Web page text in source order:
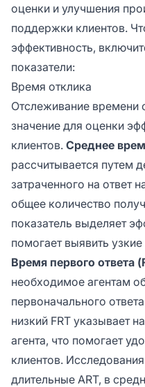
оценки и улучшения
поддержки клиентов.
эффективность,
показатели:
Время отклика
Отслеживание
значение для оценки
клиентов. Среднее
рассчитывается путем
затраченного на ответ
общее количество
показатель выделяет
помогает выявить
Время первого ответа
необходимое агентам
первоначального
низкий FRT указывает
агента, что помогает
клиентов.
длительные ART, в